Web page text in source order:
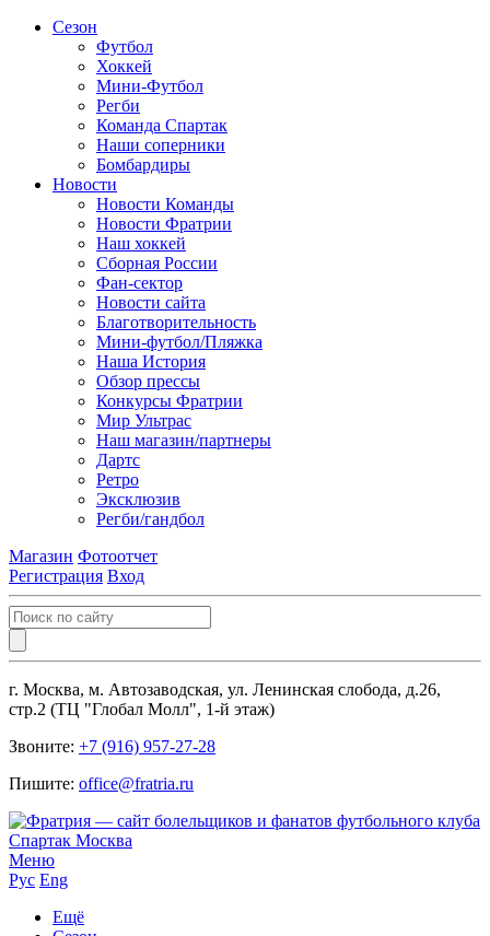
Сезон
Футбол
Хоккей
Мини-Футбол
Регби
Команда Спартак
Наши соперники
Бомбардиры
Новости
Новости Команды
Новости Фратрии
Наш хоккей
Сборная России
Фан-cектор
Новости сайта
Благотворительность
Мини-футбол/Пляжка
Наша История
Обзор прессы
Конкурсы Фратрии
Мир Ультрас
Наш магазин/партнеры
Дартс
Ретро
Эксклюзив
Регби/гандбол
Магазин Фотоотчет
Регистрация Вход
г. Москва, м. Автозаводская, ул. Ленинская слобода, д.26,
стр.2 (ТЦ "Глобал Молл", 1-й этаж)
Звоните: +7 (916) 957-27-28
Пишите: office@fratria.ru
Меню
Рус Eng
Ещё